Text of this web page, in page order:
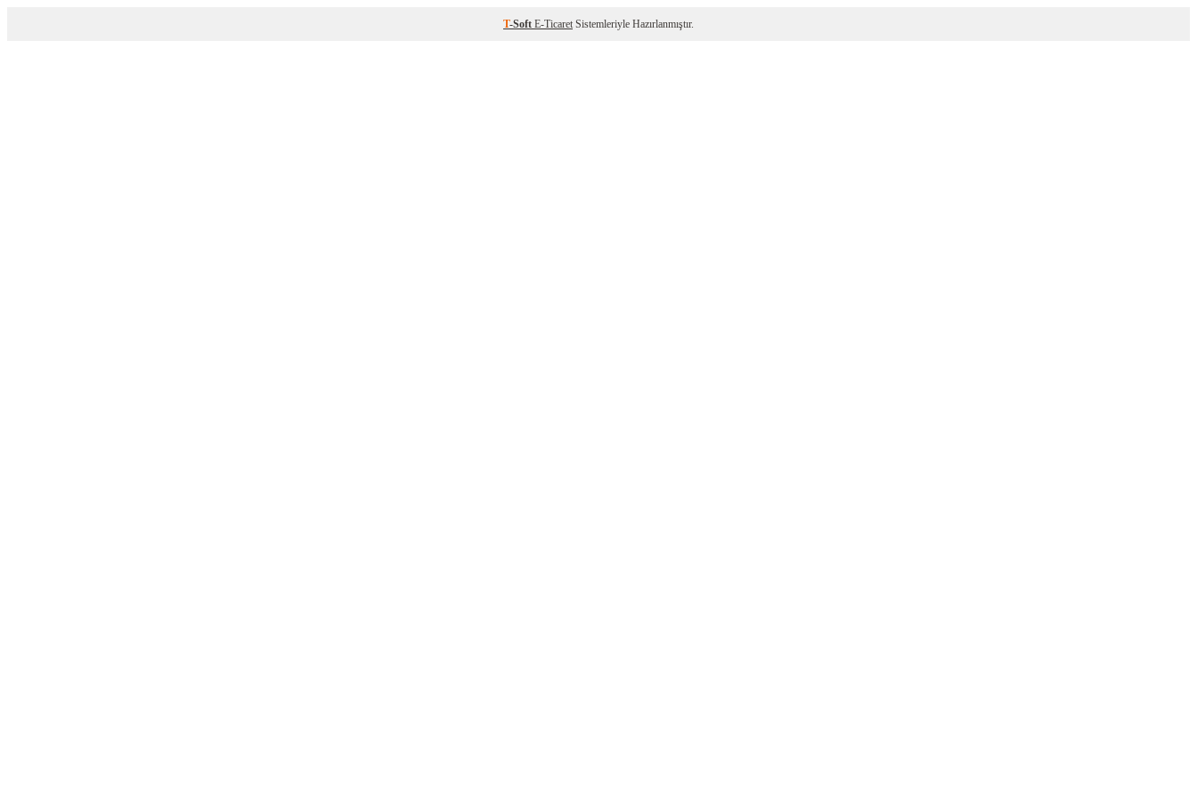
T-Soft E-Ticaret Sistemleriyle Hazırlanmıştır.